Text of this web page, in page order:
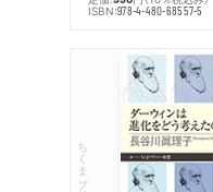
ISBN:978-4-480-68557-5
ちくまプリマー新書